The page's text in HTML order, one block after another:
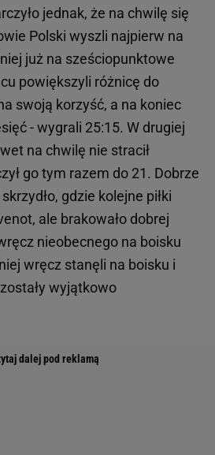
jednak, że na chwilę się
Polski wyszli najpierw na
już na sześciopunktowe
powiększyli różnicę do
swoją korzyść, a na koniec
- wygrali 25:15. W drugiej
na chwilę nie stracił
go tym razem do 21. Dobrze
gdzie kolejne piłki
ale brakowało dobrej
nieobecnego na boisku
wręcz stanęli na boisku i
wyjątkowo